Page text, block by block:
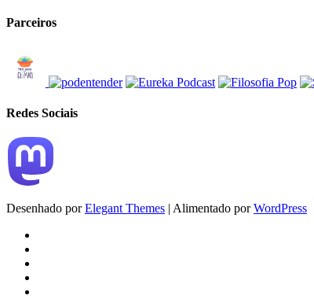
Parceiros
Redes Sociais
Desenhado porElegant Themes | Alimentado porWordPress